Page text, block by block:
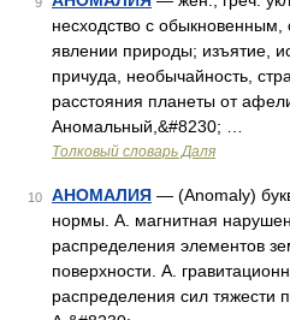
несходство с обыкновенным,
явлении природы; изъятие,
причуда, необычайность,
расстояния планеты от
Аномальный,&#8230; …
Толковый словарь Даля
10 АНОМАЛИЯ — (Anomaly)
нормы. А. магнитная
распределения элементов
поверхности. А.
распределения сил тяжести